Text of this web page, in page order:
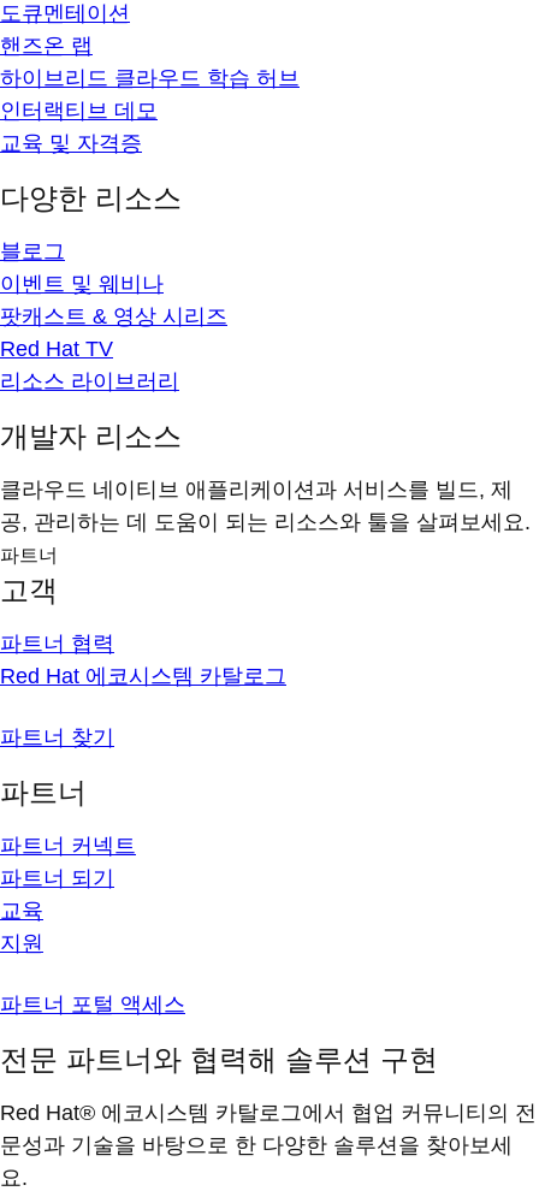
도큐멘테이션
핸즈온 랩
하이브리드 클라우드 학습 허브
인터랙티브 데모
교육 및 자격증
다양한 리소스
블로그
이벤트 및 웨비나
팟캐스트 & 영상 시리즈
Red Hat TV
리소스 라이브러리
개발자 리소스
클라우드 네이티브 애플리케이션과 서비스를 빌드, 제
공, 관리하는 데 도움이 되는 리소스와 툴을 살펴보세요.
파트너
고객
파트너 협력
Red Hat 에코시스템 카탈로그
파트너 찾기
파트너
파트너 커넥트
파트너 되기
교육
지원
파트너 포털 액세스
전문 파트너와 협력해 솔루션 구현
Red Hat® 에코시스템 카탈로그에서 협업 커뮤니티의 전
문성과 기술을 바탕으로 한 다양한 솔루션을 찾아보세
요.